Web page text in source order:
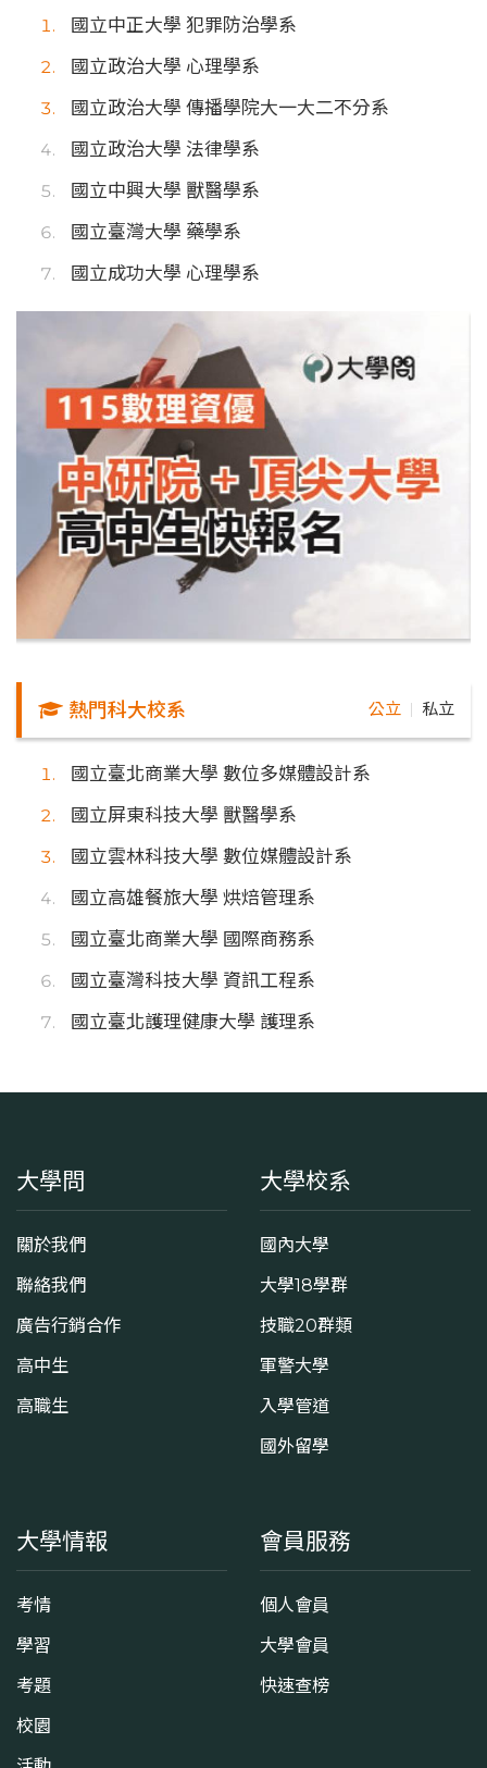
國立中正大學 犯罪防治學系
國立政治大學 心理學系
國立政治大學 傳播學院大一大二不分系
國立政治大學 法律學系
國立中興大學 獸醫學系
國立臺灣大學 藥學系
國立成功大學 心理學系
熱門科大校系 公立 私立
國立臺北商業大學 數位多媒體設計系
國立屏東科技大學 獸醫學系
國立雲林科技大學 數位媒體設計系
國立高雄餐旅大學 烘焙管理系
國立臺北商業大學 國際商務系
國立臺灣科技大學 資訊工程系
國立臺北護理健康大學 護理系
大學問
關於我們
聯絡我們
廣告行銷合作
高中生
高職生
大學校系
國內大學
大學18學群
技職20群類
軍警大學
入學管道
國外留學
大學情報
考情
學習
考題
校園
會員服務
個人會員
大學會員
快速查榜